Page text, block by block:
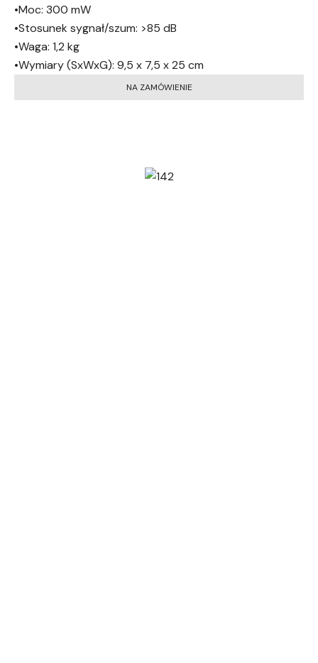
•Moc: 300 mW
•Stosunek sygnał/szum: >85 dB
•Waga: 1,2 kg
•Wymiary (SxWxG): 9,5 x 7,5 x 25 cm
NA ZAMÓWIENIE